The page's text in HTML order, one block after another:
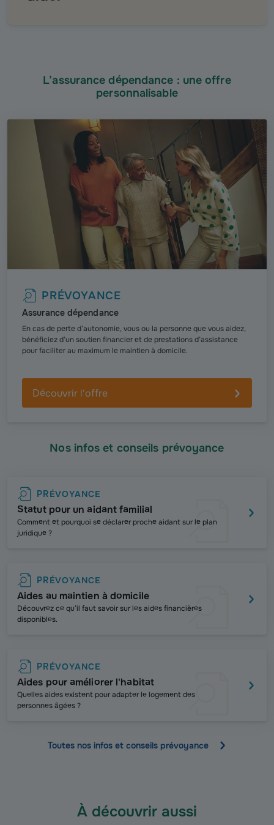
L’assurance dépendance : une offre
personnalisable
PRÉVOYANCE
Assurance dépendance
En cas de perte d’autonomie, vous ou la personne que vous aidez,
bénéficiez d’un soutien financier et de prestations d’assistance
pour faciliter au maximum le maintien à domicile.
Découvrir l'offre
Nos infos et conseils prévoyance
PRÉVOYANCE
Statut pour un aidant familial
Comment et pourquoi se déclarer proche aidant sur le plan
juridique ?
PRÉVOYANCE
Aides au maintien à domicile
Découvrez ce qu’il faut savoir sur les aides financières
disponibles.
PRÉVOYANCE
Aides pour améliorer l'habitat
Quelles aides existent pour adapter le logement des
personnes âgées ?
Toutes nos infos et conseils prévoyance
À découvrir aussi